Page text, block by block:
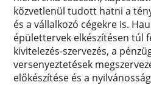
közvetlenül tudott hatni a
és a vállalkozó cégekre is.
épülettervek elkészítésen túl
kivitelezés-szervezés, a
versenyeztetések
előkészítése és a